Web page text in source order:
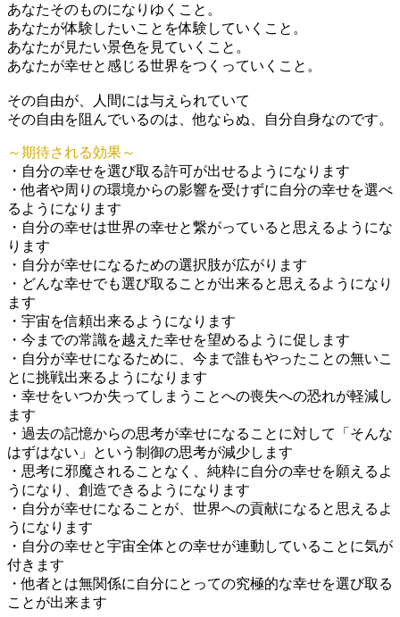
あなたそのものになりゆくこと。
あなたが体験したいことを体験していくこと。
あなたが見たい景色を見ていくこと。
あなたが幸せと感じる世界をつくっていくこと。
その自由が、人間には与えられていて
その自由を阻んでいるのは、他ならぬ、自分自身なのです。
～期待される効果～
・自分の幸せを選び取る許可が出せるようになります
・他者や周りの環境からの影響を受けずに自分の幸せを選べ
るようになります
・自分の幸せは世界の幸せと繋がっていると思えるようにな
ります
・自分が幸せになるための選択肢が広がります
・どんな幸せでも選び取ることが出来ると思えるようになり
ます
・宇宙を信頼出来るようになります
・今までの常識を越えた幸せを望めるように促します
・自分が幸せになるために、今まで誰もやったことの無いこ
とに挑戦出来るようになります
・幸せをいつか失ってしまうことへの喪失への恐れが軽減し
ます
・過去の記憶からの思考が幸せになることに対して「そんな
はずはない」という制御の思考が減少します
・思考に邪魔されることなく、純粋に自分の幸せを願えるよ
うになり、創造できるようになります
・自分が幸せになることが、世界への貢献になると思えるよ
うになります
・自分の幸せと宇宙全体との幸せが連動していることに気が
付きます
・他者とは無関係に自分にとっての究極的な幸せを選び取る
ことが出来ます